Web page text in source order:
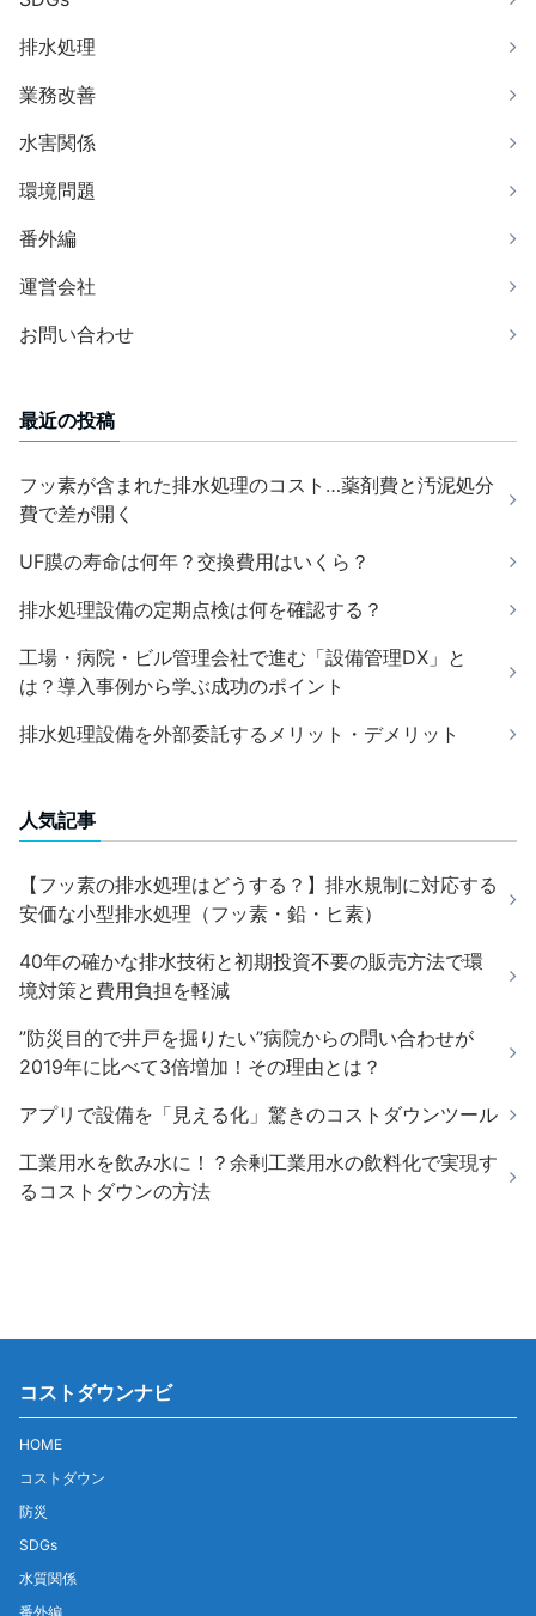
排水処理
業務改善
水害関係
環境問題
番外編
運営会社
お問い合わせ
最近の投稿
フッ素が含まれた排水処理のコスト…薬剤費と汚泥処分
費で差が開く
UF膜の寿命は何年？交換費用はいくら？
排水処理設備の定期点検は何を確認する？
工場・病院・ビル管理会社で進む「設備管理DX」と
は？導入事例から学ぶ成功のポイント
排水処理設備を外部委託するメリット・デメリット
人気記事
【フッ素の排水処理はどうする？】排水規制に対応する
安価な小型排水処理（フッ素・鉛・ヒ素）
40年の確かな排水技術と初期投資不要の販売方法で環
境対策と費用負担を軽減
”防災目的で井戸を掘りたい”病院からの問い合わせが
2019年に比べて3倍増加！その理由とは？
アプリで設備を「見える化」驚きのコストダウンツール
工業用水を飲み水に！？余剰工業用水の飲料化で実現す
るコストダウンの方法
コストダウンナビ
HOME
コストダウン
防災
SDGs
水質関係
番外編